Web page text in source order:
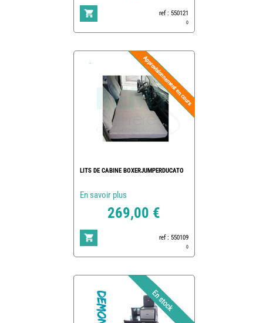
ref : 550121
0
LITS DE CABINE BOXERJUMPERDUCATO
En savoir plus
269,00 €
ref : 550109
0